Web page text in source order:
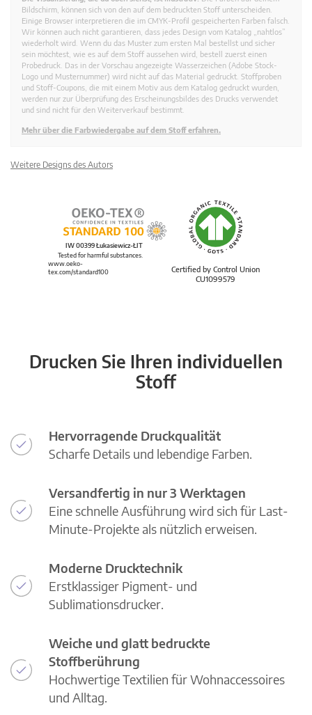
Bildschirm, können sich von den auf dem bedruckten Stoff unterscheiden.
Einige Browser interpretieren die im CMYK-Profil gespeicherten Farben falsch.
Wir können auch nicht garantieren, dass jedes Design vom Katalog „nahtlos”
wiederholt wird. Wenn du das Muster zum ersten Mal bestellst und sicher
sein möchtest, wie es auf dem Stoff aussehen wird, bestell zuerst einen
Probedruck. Das in der Vorschau angezeigte Wasserzeichen (Adobe Stock-
Logo und Musternummer) wird nicht auf das Material gedruckt. Stoffproben
und Stoff-Coupons, die mit einem Motiv aus dem Katalog gedruckt wurden,
werden nur zur Überprüfung des Erscheinungsbildes des Drucks verwendet
und sind nicht für den Weiterverkauf bestimmt.
Mehr über die Farbwiedergabe auf dem Stoff erfahren.
Weitere Designs des Autors
Certified by Control Union
CU1099579
IW 00399 Łukasiewicz-ŁIT
Tested for harmful substances.
www.oeko-
tex.com/standard100
Drucken Sie Ihren individuellen
Stoff
Hervorragende Druckqualität
Scharfe Details und lebendige Farben.
Versandfertig in nur 3 Werktagen
Eine schnelle Ausführung wird sich für Last-
Minute-Projekte als nützlich erweisen.
Moderne Drucktechnik
Erstklassiger Pigment- und
Sublimationsdrucker.
Weiche und glatt bedruckte
Stoffberührung
Hochwertige Textilien für Wohnaccessoires
und Alltag.